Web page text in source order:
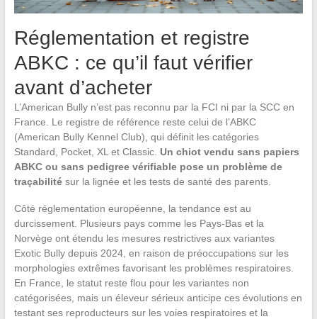
Réglementation et registre
ABKC : ce qu’il faut vérifier
avant d’acheter
L’American Bully n’est pas reconnu par la FCI ni par la SCC en
France. Le registre de référence reste celui de l’ABKC
(American Bully Kennel Club), qui définit les catégories
Standard, Pocket, XL et Classic. Un chiot vendu sans papiers
ABKC ou sans pedigree vérifiable pose un problème de
traçabilitésur la lignée et les tests de santé des parents.
Côté réglementation européenne, la tendance est au
durcissement. Plusieurs pays comme les Pays-Bas et la
Norvège ont étendu les mesures restrictives aux variantes
Exotic Bully depuis 2024, en raison de préoccupations sur les
morphologies extrêmes favorisant les problèmes respiratoires.
En France, le statut reste flou pour les variantes non
catégorisées, mais un éleveur sérieux anticipe ces évolutions en
testant ses reproducteurs sur les voies respiratoires et la